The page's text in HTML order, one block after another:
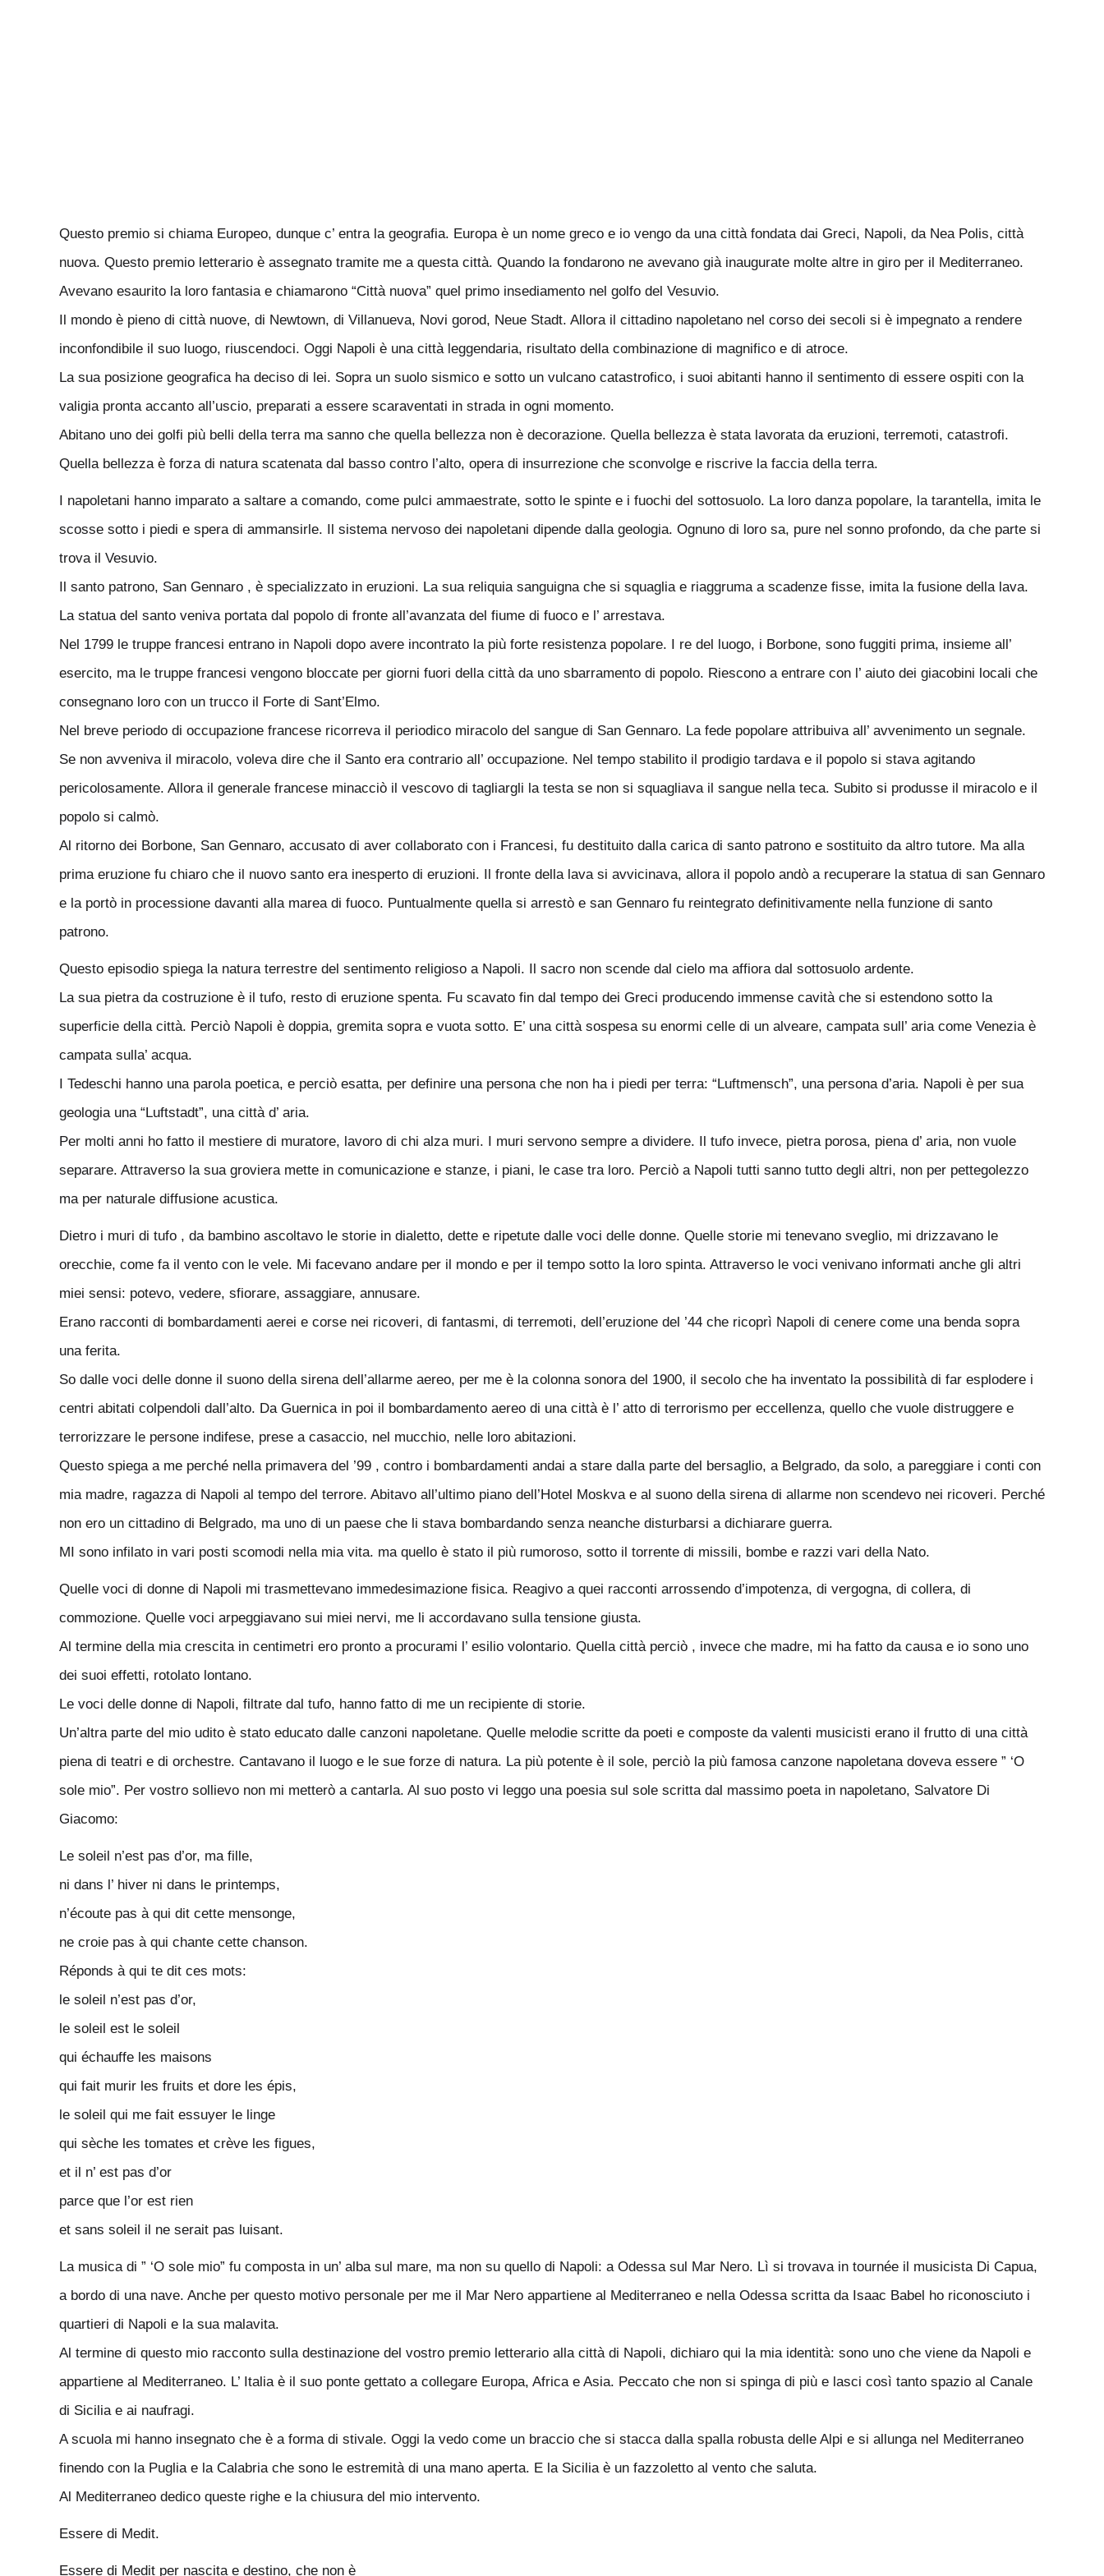
Questo premio si chiama Europeo, dunque c’ entra la geografia. Europa è un nome greco e io vengo da una città fondata dai Greci, Napoli, da Nea Polis, città
nuova. Questo premio letterario è assegnato tramite me a questa città. Quando la fondarono ne avevano già inaugurate molte altre in giro per il Mediterraneo.
Avevano esaurito la loro fantasia e chiamarono “Città nuova” quel primo insediamento nel golfo del Vesuvio.
Il mondo è pieno di città nuove, di Newtown, di Villanueva, Novi gorod, Neue Stadt. Allora il cittadino napoletano nel corso dei secoli si è impegnato a rendere
inconfondibile il suo luogo, riuscendoci. Oggi Napoli è una città leggendaria, risultato della combinazione di magnifico e di atroce.
La sua posizione geografica ha deciso di lei. Sopra un suolo sismico e sotto un vulcano catastrofico, i suoi abitanti hanno il sentimento di essere ospiti con la
valigia pronta accanto all’uscio, preparati a essere scaraventati in strada in ogni momento.
Abitano uno dei golfi più belli della terra ma sanno che quella bellezza non è decorazione. Quella bellezza è stata lavorata da eruzioni, terremoti, catastrofi.
Quella bellezza è forza di natura scatenata dal basso contro l’alto, opera di insurrezione che sconvolge e riscrive la faccia della terra.
I napoletani hanno imparato a saltare a comando, come pulci ammaestrate, sotto le spinte e i fuochi del sottosuolo. La loro danza popolare, la tarantella, imita le
scosse sotto i piedi e spera di ammansirle. Il sistema nervoso dei napoletani dipende dalla geologia. Ognuno di loro sa, pure nel sonno profondo, da che parte si
trova il Vesuvio.
Il santo patrono, San Gennaro , è specializzato in eruzioni. La sua reliquia sanguigna che si squaglia e riaggruma a scadenze fisse, imita la fusione della lava.
La statua del santo veniva portata dal popolo di fronte all’avanzata del fiume di fuoco e l’ arrestava.
Nel 1799 le truppe francesi entrano in Napoli dopo avere incontrato la più forte resistenza popolare. I re del luogo, i Borbone, sono fuggiti prima, insieme all’
esercito, ma le truppe francesi vengono bloccate per giorni fuori della città da uno sbarramento di popolo. Riescono a entrare con l’ aiuto dei giacobini locali che
consegnano loro con un trucco il Forte di Sant’Elmo.
Nel breve periodo di occupazione francese ricorreva il periodico miracolo del sangue di San Gennaro. La fede popolare attribuiva all’ avvenimento un segnale.
Se non avveniva il miracolo, voleva dire che il Santo era contrario all’ occupazione. Nel tempo stabilito il prodigio tardava e il popolo si stava agitando
pericolosamente. Allora il generale francese minacciò il vescovo di tagliargli la testa se non si squagliava il sangue nella teca. Subito si produsse il miracolo e il
popolo si calmò.
Al ritorno dei Borbone, San Gennaro, accusato di aver collaborato con i Francesi, fu destituito dalla carica di santo patrono e sostituito da altro tutore. Ma alla
prima eruzione fu chiaro che il nuovo santo era inesperto di eruzioni. Il fronte della lava si avvicinava, allora il popolo andò a recuperare la statua di san Gennaro
e la portò in processione davanti alla marea di fuoco. Puntualmente quella si arrestò e san Gennaro fu reintegrato definitivamente nella funzione di santo
patrono.
Questo episodio spiega la natura terrestre del sentimento religioso a Napoli. Il sacro non scende dal cielo ma affiora dal sottosuolo ardente.
La sua pietra da costruzione è il tufo, resto di eruzione spenta. Fu scavato fin dal tempo dei Greci producendo immense cavità che si estendono sotto la
superficie della città. Perciò Napoli è doppia, gremita sopra e vuota sotto. E’ una città sospesa su enormi celle di un alveare, campata sull’ aria come Venezia è
campata sulla’ acqua.
I Tedeschi hanno una parola poetica, e perciò esatta, per definire una persona che non ha i piedi per terra: “Luftmensch”, una persona d’aria. Napoli è per sua
geologia una “Luftstadt”, una città d’ aria.
Per molti anni ho fatto il mestiere di muratore, lavoro di chi alza muri. I muri servono sempre a dividere. Il tufo invece, pietra porosa, piena d’ aria, non vuole
separare. Attraverso la sua groviera mette in comunicazione e stanze, i piani, le case tra loro. Perciò a Napoli tutti sanno tutto degli altri, non per pettegolezzo
ma per naturale diffusione acustica.
Dietro i muri di tufo , da bambino ascoltavo le storie in dialetto, dette e ripetute dalle voci delle donne. Quelle storie mi tenevano sveglio, mi drizzavano le
orecchie, come fa il vento con le vele. Mi facevano andare per il mondo e per il tempo sotto la loro spinta. Attraverso le voci venivano informati anche gli altri
miei sensi: potevo, vedere, sfiorare, assaggiare, annusare.
Erano racconti di bombardamenti aerei e corse nei ricoveri, di fantasmi, di terremoti, dell’eruzione del ’44 che ricoprì Napoli di cenere come una benda sopra
una ferita.
So dalle voci delle donne il suono della sirena dell’allarme aereo, per me è la colonna sonora del 1900, il secolo che ha inventato la possibilità di far esplodere i
centri abitati colpendoli dall’alto. Da Guernica in poi il bombardamento aereo di una città è l’ atto di terrorismo per eccellenza, quello che vuole distruggere e
terrorizzare le persone indifese, prese a casaccio, nel mucchio, nelle loro abitazioni.
Questo spiega a me perché nella primavera del ’99 , contro i bombardamenti andai a stare dalla parte del bersaglio, a Belgrado, da solo, a pareggiare i conti con
mia madre, ragazza di Napoli al tempo del terrore. Abitavo all’ultimo piano dell’Hotel Moskva e al suono della sirena di allarme non scendevo nei ricoveri. Perché
non ero un cittadino di Belgrado, ma uno di un paese che li stava bombardando senza neanche disturbarsi a dichiarare guerra.
MI sono infilato in vari posti scomodi nella mia vita. ma quello è stato il più rumoroso, sotto il torrente di missili, bombe e razzi vari della Nato.
Quelle voci di donne di Napoli mi trasmettevano immedesimazione fisica. Reagivo a quei racconti arrossendo d’impotenza, di vergogna, di collera, di
commozione. Quelle voci arpeggiavano sui miei nervi, me li accordavano sulla tensione giusta.
Al termine della mia crescita in centimetri ero pronto a procurami l’ esilio volontario. Quella città perciò , invece che madre, mi ha fatto da causa e io sono uno
dei suoi effetti, rotolato lontano.
Le voci delle donne di Napoli, filtrate dal tufo, hanno fatto di me un recipiente di storie.
Un’altra parte del mio udito è stato educato dalle canzoni napoletane. Quelle melodie scritte da poeti e composte da valenti musicisti erano il frutto di una città
piena di teatri e di orchestre. Cantavano il luogo e le sue forze di natura. La più potente è il sole, perciò la più famosa canzone napoletana doveva essere ” ‘O
sole mio”. Per vostro sollievo non mi metterò a cantarla. Al suo posto vi leggo una poesia sul sole scritta dal massimo poeta in napoletano, Salvatore Di
Giacomo:
Le soleil n’est pas d’or, ma fille,
ni dans l’ hiver ni dans le printemps,
n’écoute pas à qui dit cette mensonge,
ne croie pas à qui chante cette chanson.
Réponds à qui te dit ces mots:
le soleil n’est pas d’or,
le soleil est le soleil
qui échauffe les maisons
qui fait murir les fruits et dore les épis,
le soleil qui me fait essuyer le linge
qui sèche les tomates et crève les figues,
et il n’ est pas d’or
parce que l’or est rien
et sans soleil il ne serait pas luisant.
La musica di ” ‘O sole mio” fu composta in un’ alba sul mare, ma non su quello di Napoli: a Odessa sul Mar Nero. Lì si trovava in tournée il musicista Di Capua,
a bordo di una nave. Anche per questo motivo personale per me il Mar Nero appartiene al Mediterraneo e nella Odessa scritta da Isaac Babel ho riconosciuto i
quartieri di Napoli e la sua malavita.
Al termine di questo mio racconto sulla destinazione del vostro premio letterario alla città di Napoli, dichiaro qui la mia identità: sono uno che viene da Napoli e
appartiene al Mediterraneo. L’ Italia è il suo ponte gettato a collegare Europa, Africa e Asia. Peccato che non si spinga di più e lasci così tanto spazio al Canale
di Sicilia e ai naufragi.
A scuola mi hanno insegnato che è a forma di stivale. Oggi la vedo come un braccio che si stacca dalla spalla robusta delle Alpi e si allunga nel Mediterraneo
finendo con la Puglia e la Calabria che sono le estremità di una mano aperta. E la Sicilia è un fazzoletto al vento che saluta.
Al Mediterraneo dedico queste righe e la chiusura del mio intervento.
Essere di Medit.
Essere di Medit per nascita e destino, che non è